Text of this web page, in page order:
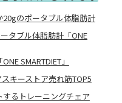
のポータブル体脂肪計
タブル体脂肪計「ONE
SMARTDIET」
キーストア売れ筋TOP5
るトレーニングチェア